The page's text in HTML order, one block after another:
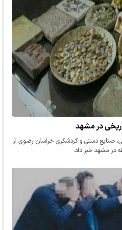
در مشهد
صنایع دستی و گردشگری خراسان رضوی از
در مشهد خبر داد.